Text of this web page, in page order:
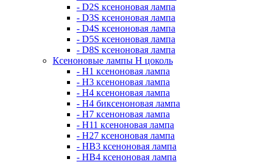
- D2S ксеноновая лампа
- D3S ксеноновая лампа
- D4S ксеноновая лампа
- D5S ксеноновая лампа
- D8S ксеноновая лампа
Ксеноновые лампы Н цоколь
- H1 ксеноновая лампа
- H3 ксеноновая лампа
- H4 ксеноновая лампа
- H4 биксеноновая лампа
- H7 ксеноновая лампа
- H11 ксеноновая лампа
- H27 ксеноновая лампа
- HB3 ксеноновая лампа
- HB4 ксеноновая лампа